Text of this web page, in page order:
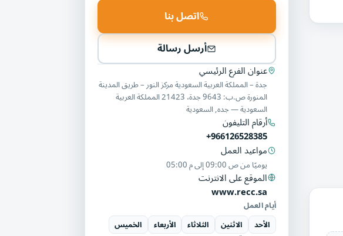
اتصل بنا
أرسل رسالة
عنوان الفرع الرئيسي
جدة – المملكة العربية السعودية مركز النور – طريق المدينة
المنورة ص.ب: 9643 جدة، 21423 المملكة العربية
السعودية — جده, السعودية
أرقام التليفون
+966126528385
مواعيد العمل
يوميًا من09:00 ص إلى05:00 م
الموقع على الانترنت
www.recc.sa
أيام العمل
الأحد الاثنين الثلاثاء الأربعاء الخميس